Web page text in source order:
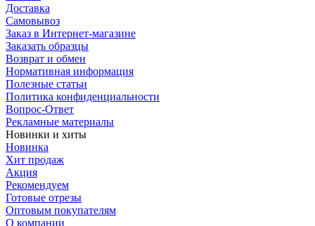
Доставка
Самовывоз
Заказ в Интернет-магазине
Заказать образцы
Возврат и обмен
Нормативная информация
Полезные статьи
Политика конфиденциальности
Вопрос-Ответ
Рекламные материалы
Новинки и хиты
Новинка
Хит продаж
Акция
Рекомендуем
Готовые отрезы
Оптовым покупателям
О компании